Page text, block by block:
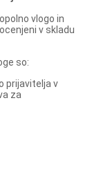
vlogo in
v skladu
so:
prijavitelja v
za